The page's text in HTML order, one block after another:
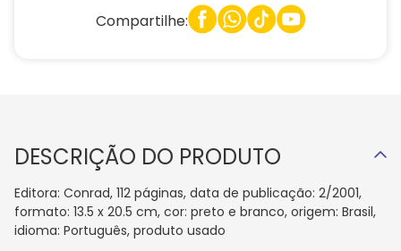
Compartilhe:
DESCRIÇÃO DO PRODUTO
Editora: Conrad, 112 páginas, data de publicação: 2/2001,
formato: 13.5 x 20.5 cm, cor: preto e branco, origem: Brasil,
idioma: Português, produto usado